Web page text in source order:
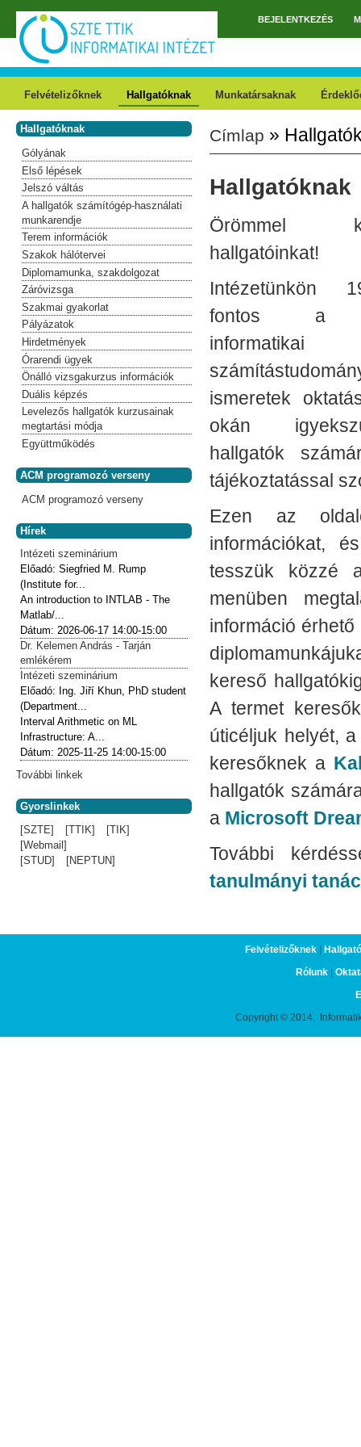
Ugrás a tartalomra
FőmenüBEJELENTKEZÉS
Felvételizőknek Hallgatóknak Munkatársaknak
Jelenlegi hely
Címlap »
Hallgatóknak
Örömmel
hallgatóinkat!
Intézetünkön
fontos a
ismeretek
okán
hallgatók
tájékoztatással
Ezen az
információkat,
tesszük közzé
menüben
információ
kereső
A termet
úticéljuk helyét,
keresőknek a
hallgatók
a Microsoft
További
tanulmányi
Hallgatóknak
Gólyának
Első lépések
Jelszó váltás
A hallgatók számítógép-használati
munkarendje
Terem információk
Szakok hálótervei
Diplomamunka, szakdolgozat
Záróvizsga
Szakmai gyakorlat
Pályázatok
Hirdetmények
Órarendi ügyek
Önálló vizsgakurzus információk
Duális képzés
Levelezős hallgatók kurzusainak
megtartási módja
Együttműködés
ACM programozó verseny
ACM programozó verseny
Hírek
Intézeti szeminárium
Előadó:Siegfried M. Rump
(Institute for...
An introduction to INTLAB - The
Matlab/...
Dátum: 2026-06-17 14:00-15:00
Dr. Kelemen András - Tarján
emlékérem
Intézeti szeminárium
Előadó: Ing. Jiří Khun, PhD student
(Department...
Interval Arithmetic on ML
Infrastructure: A...
Dátum: 2025-11-25 14:00-15:00
További linkek
Gyorslinkek
[SZTE]
[TTIK]
[TIK]
[Webmail]
[STUD]
[NEPTUN]
Felvételizőknek|
Rólunk|
Copyright © 2014,